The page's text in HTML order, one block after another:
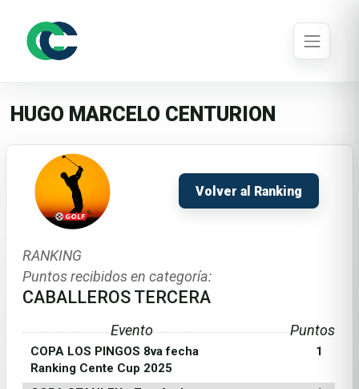
HUGO MARCELO CENTURION
Volver al Ranking
RANKING
Puntos recibidos en categoría:
CABALLEROS TERCERA
Evento Puntos
COPA LOS PINGOS 8va fecha
Ranking Cente Cup 2025
1